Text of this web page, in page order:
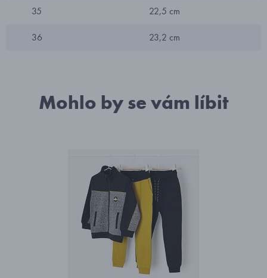
35 22,5 cm
36 23,2 cm
Mohlo by se vám líbit